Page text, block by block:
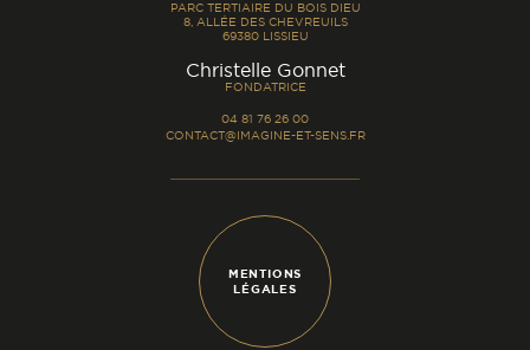
PARC TERTIAIRE DU BOIS DIEU
8, ALLÉE DES CHEVREUILS
69380 LISSIEU
Christelle Gonnet-
FONDATRICE
04 81 76 26 00
CONTACT@IMAGINE-ET-SENS.FR
MENTIONS
LÉGALES